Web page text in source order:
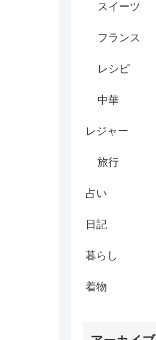
スイーツ
フランス
レシピ
中華
レジャー
旅行
占い
日記
暮らし
着物